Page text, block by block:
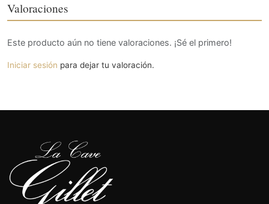
Valoraciones
Este producto aún no tiene valoraciones. ¡Sé el primero!
Iniciar sesión para dejar tu valoración.